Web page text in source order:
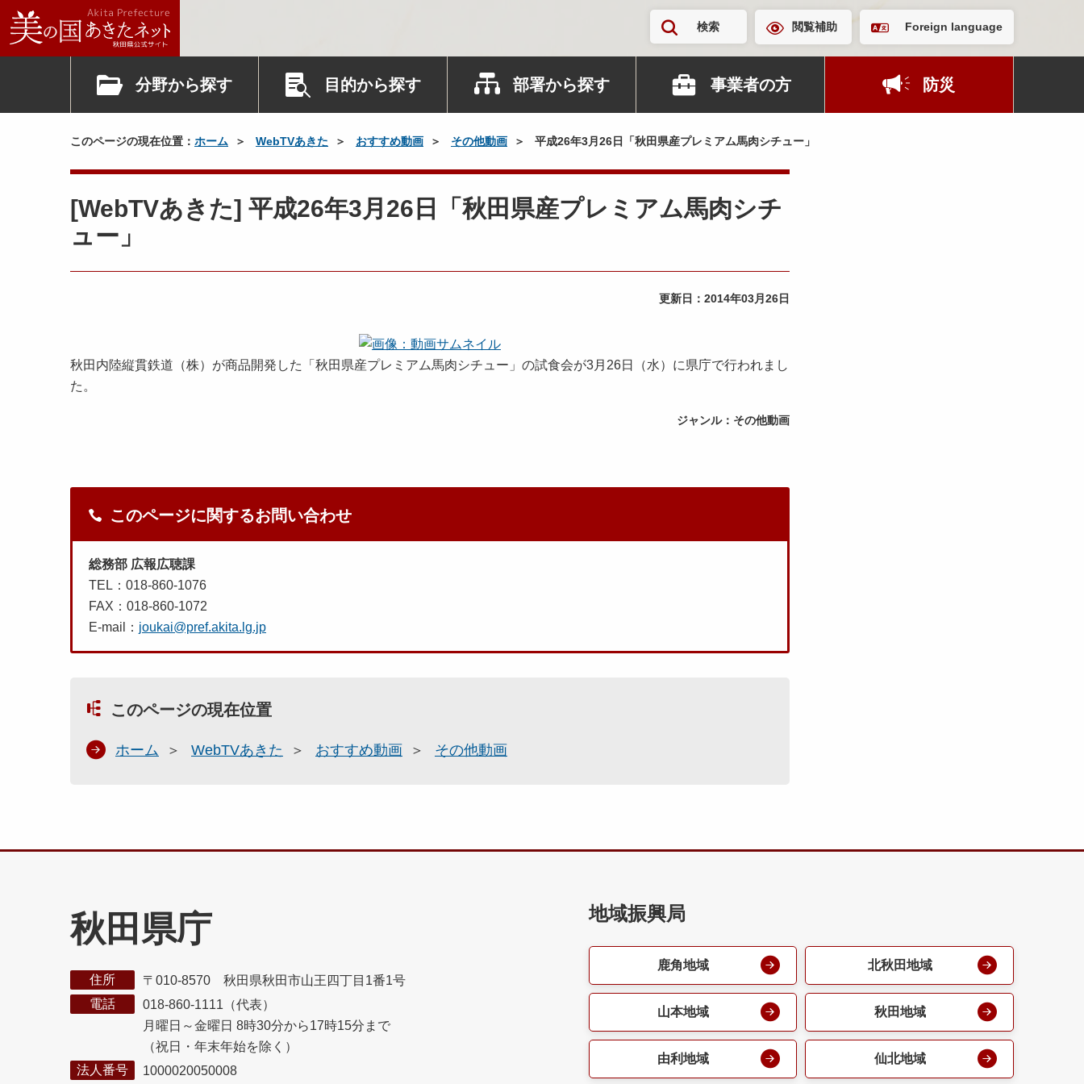
検索 閲覧補助 Foreign language
分野から探す 目的から探す 部署から探す 事業者の方 防災
このページの現在位置： ホーム WebTVあきた おすすめ動画 その他動画 平成26年3月26日「秋田県産プレミアム馬肉シチュー」
[WebTVあきた] 平成26年3月26日「秋田県産プレミアム馬肉シチ
ュー」
更新日： 2014年03月26日
秋田内陸縦貫鉄道（株）が商品開発した「秋田県産プレミアム馬肉シチュー」の試食会が3月26日（水）に県庁で行われまし
た。
ジャンル：その他動画
このページに関するお問い合わせ
総務部 広報広聴課
TEL：018-860-1076
FAX：018-860-1072
E-mail： joukai@pref.akita.lg.jp
このページの現在位置
ホーム WebTVあきた おすすめ動画 その他動画
秋田県庁
住所
〒010-8570 秋田県秋田市山王四丁目1番1号
電話
018-860-1111（代表）
月曜日～金曜日 8時30分から17時15分まで
（祝日・年末年始を除く）
法人番号
1000020050008
地域振興局
鹿角地域 北秋田地域
山本地域 秋田地域
由利地域 仙北地域